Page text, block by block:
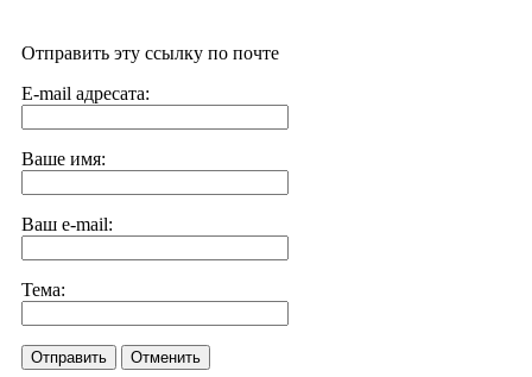
Отправить эту ссылку по почте
E-mail адресата:
Ваше имя:
Ваш e-mail:
Тема:
Отправить Отменить